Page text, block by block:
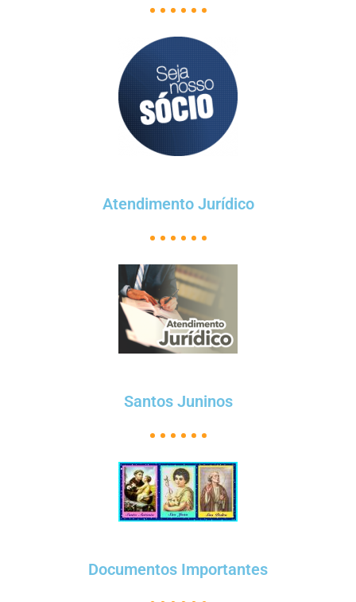
Atendimento Jurídico
Santos Juninos
Documentos Importantes